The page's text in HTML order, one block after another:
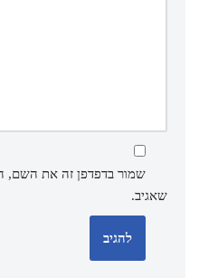
שמור בדפדפן זה את השם,
שאגיב.